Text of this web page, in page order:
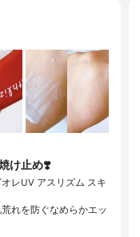
け止め❣️
UV アスリズム スキ
を防ぐなめらかエッ